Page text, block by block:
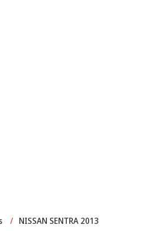
/ NISSAN SENTRA 2013